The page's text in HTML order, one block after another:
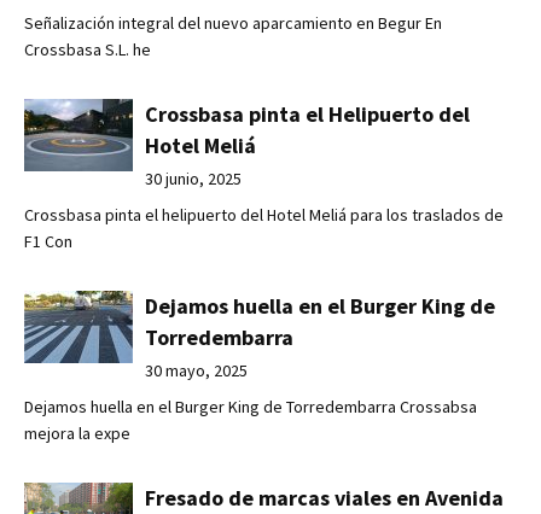
Señalización integral del nuevo aparcamiento en Begur En
Crossbasa S.L. he
Crossbasa pinta el Helipuerto del
Hotel Meliá
30 junio, 2025
Crossbasa pinta el helipuerto del Hotel Meliá para los traslados de
F1 Con
Dejamos huella en el Burger King de
Torredembarra
30 mayo, 2025
Dejamos huella en el Burger King de Torredembarra Crossabsa
mejora la expe
Fresado de marcas viales en Avenida